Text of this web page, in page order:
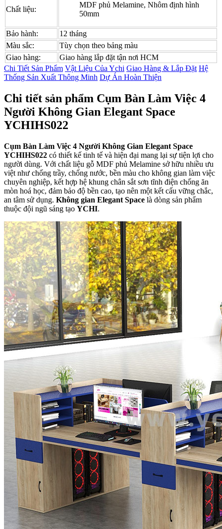
Chất liệu:
MDF phủ Melamine, Nhôm định hình
50mm
Bảo hành:
12 tháng
Màu sắc:
Tùy chọn theo bảng màu
Giao hàng:
Giao hàng lắp đặt tận nơi HCM
Chi Tiết Sản Phẩm Vật Liệu Của Ychi Giao Hàng & Lắp Đặt Hệ
Thống Sản Xuất Thông Minh Dự Án Hoàn Thiện
Chi tiết sản phẩm Cụm Bàn Làm Việc 4
Người Không Gian Elegant Space
YCHIHS022
Cụm Bàn Làm Việc 4 Người Không Gian Elegant Space
YCHIHS022 có thiết kế tinh tế và hiện đại mang lại sự tiện lợi cho
người dùng. Với chất liệu gỗ MDF phủ Melamine sở hữu nhiều ưu
việt như chống trầy, chống nước, bền màu cho không gian làm việc
chuyên nghiệp, kết hợp hệ khung chân sắt sơn tĩnh điện chống ăn
mòn hoá học, đảm bảo độ bền cao, tạo nên một kết cấu vững chắc,
an tâm sử dụng. Không gian Elegant Space là dòng sản phẩm
thuộc đội ngũ sáng tạo YCHI.